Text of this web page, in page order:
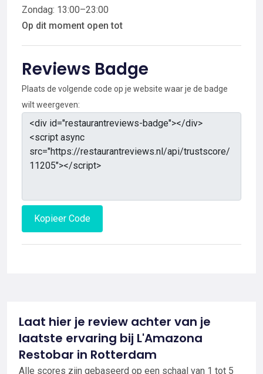
Zondag: 13:00–23:00
Op dit moment open tot
Reviews Badge
Plaats de volgende code op je website waar je de badge
wilt weergeven:
Kopieer Code
Laat hier je review achter van je
laatste ervaring bij L'Amazona
Restobar in Rotterdam
Alle scores zijn gebaseerd op een schaal van 1 tot 5